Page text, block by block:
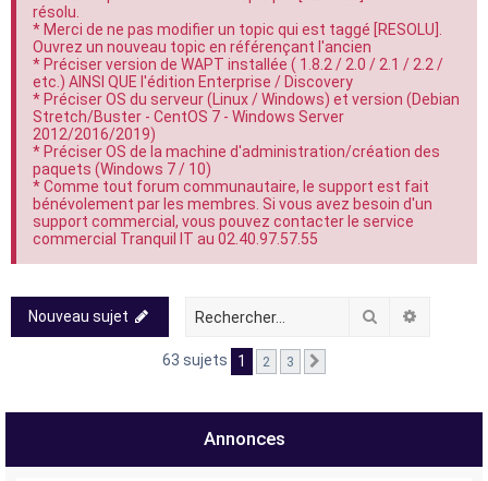
résolu.
* Merci de ne pas modifier un topic qui est taggé [RESOLU].
Ouvrez un nouveau topic en référençant l'ancien
* Préciser version de WAPT installée ( 1.8.2 / 2.0 / 2.1 / 2.2 /
etc.) AINSI QUE l'édition Enterprise / Discovery
* Préciser OS du serveur (Linux / Windows) et version (Debian
Stretch/Buster - CentOS 7 - Windows Server
2012/2016/2019)
* Préciser OS de la machine d'administration/création des
paquets (Windows 7 / 10)
* Comme tout forum communautaire, le support est fait
bénévolement par les membres. Si vous avez besoin d'un
support commercial, vous pouvez contacter le service
commercial Tranquil IT au 02.40.97.57.55
Nouveau sujet Rechercher
63 sujets 1 2 3
Annonces